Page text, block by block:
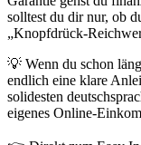
solltest du dir nur, ob
„Knopfdrück-
💡 Wenn du schon
endlich eine klare
solidesten
eigenes Online-